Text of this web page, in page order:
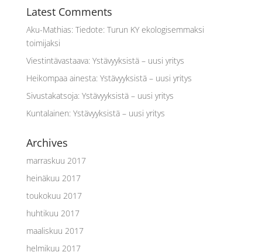
Latest Comments
Aku-Mathias: Tiedote: Turun KY ekologisemmaksi
toimijaksi
Viestintävastaava: Ystävyyksistä – uusi yritys
Heikompaa ainesta: Ystävyyksistä – uusi yritys
Sivustakatsoja: Ystävyyksistä – uusi yritys
Kuntalainen: Ystävyyksistä – uusi yritys
Archives
marraskuu 2017
heinäkuu 2017
toukokuu 2017
huhtikuu 2017
maaliskuu 2017
helmikuu 2017